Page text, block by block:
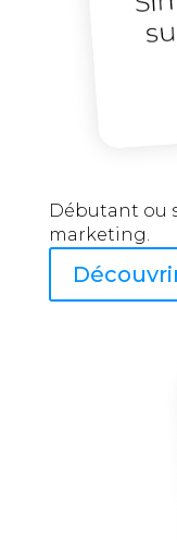
Débutant ou
marketing.